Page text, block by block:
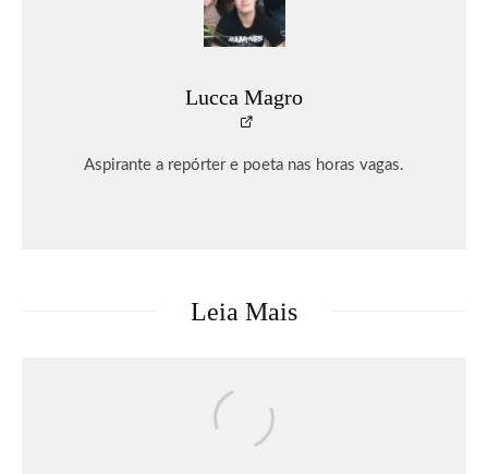
Lucca Magro
Aspirante a repórter e poeta nas horas vagas.
Leia Mais